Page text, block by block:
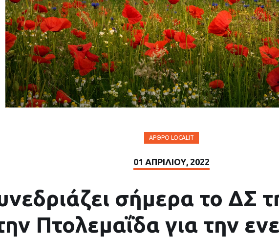
ΆΡΘΡΟ LOCALIT
01 ΑΠΡΙΛΊΟΥ, 2022
σήμερα το ΔΣ
Πτολεμαΐδα για την